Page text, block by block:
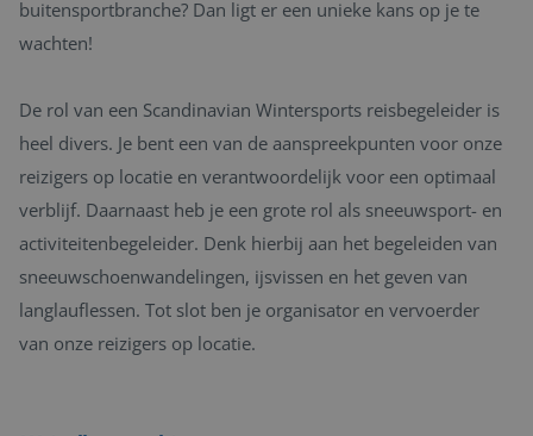
buitensportbranche? Dan ligt er een unieke kans op je te
wachten!
De rol van een Scandinavian Wintersports reisbegeleider is
heel divers. Je bent een van de aanspreekpunten voor onze
reizigers op locatie en verantwoordelijk voor een optimaal
verblijf. Daarnaast heb je een grote rol als sneeuwsport- en
activiteitenbegeleider. Denk hierbij aan het begeleiden van
sneeuwschoenwandelingen, ijsvissen en het geven van
langlauflessen. Tot slot ben je organisator en vervoerder
van onze reizigers op locatie.